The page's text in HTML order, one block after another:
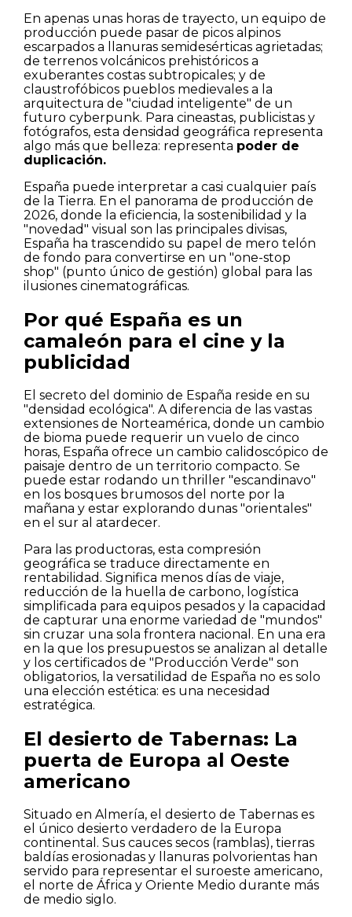
En apenas unas horas de trayecto, un equipo de
producción puede pasar de picos alpinos
escarpados a llanuras semidesérticas agrietadas;
de terrenos volcánicos prehistóricos a
exuberantes costas subtropicales; y de
claustrofóbicos pueblos medievales a la
arquitectura de "ciudad inteligente" de un
futuro cyberpunk. Para cineastas, publicistas y
fotógrafos, esta densidad geográfica representa
algo más que belleza: representa poder de
duplicación.
España puede interpretar a casi cualquier país
de la Tierra. En el panorama de producción de
2026, donde la eficiencia, la sostenibilidad y la
"novedad" visual son las principales divisas,
España ha trascendido su papel de mero telón
de fondo para convertirse en un "one-stop
shop" (punto único de gestión) global para las
ilusiones cinematográficas.
Por qué España es un
camaleón para el cine y la
publicidad
El secreto del dominio de España reside en su
"densidad ecológica". A diferencia de las vastas
extensiones de Norteamérica, donde un cambio
de bioma puede requerir un vuelo de cinco
horas, España ofrece un cambio calidoscópico de
paisaje dentro de un territorio compacto. Se
puede estar rodando un thriller "escandinavo"
en los bosques brumosos del norte por la
mañana y estar explorando dunas "orientales"
en el sur al atardecer.
Para las productoras, esta compresión
geográfica se traduce directamente en
rentabilidad. Significa menos días de viaje,
reducción de la huella de carbono, logística
simplificada para equipos pesados y la capacidad
de capturar una enorme variedad de "mundos"
sin cruzar una sola frontera nacional. En una era
en la que los presupuestos se analizan al detalle
y los certificados de "Producción Verde" son
obligatorios, la versatilidad de España no es solo
una elección estética: es una necesidad
estratégica.
El desierto de Tabernas: La
puerta de Europa al Oeste
americano
Situado en Almería, el desierto de Tabernas es
el único desierto verdadero de la Europa
continental. Sus cauces secos (ramblas), tierras
baldías erosionadas y llanuras polvorientas han
servido para representar el suroeste americano,
el norte de África y Oriente Medio durante más
de medio siglo.